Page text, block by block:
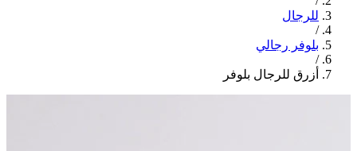
للرجال
/
بلوفر رجالي
/
أزرق للرجال بلوفر